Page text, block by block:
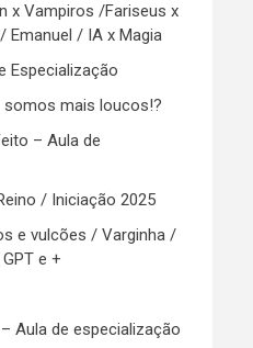
x Vampiros /Fariseus x
Emanuel / IA x Magia
Especialização
somos mais loucos!?
– Aula de
/ Iniciação 2025
e vulcões / Varginha /
e +
Aula de especialização